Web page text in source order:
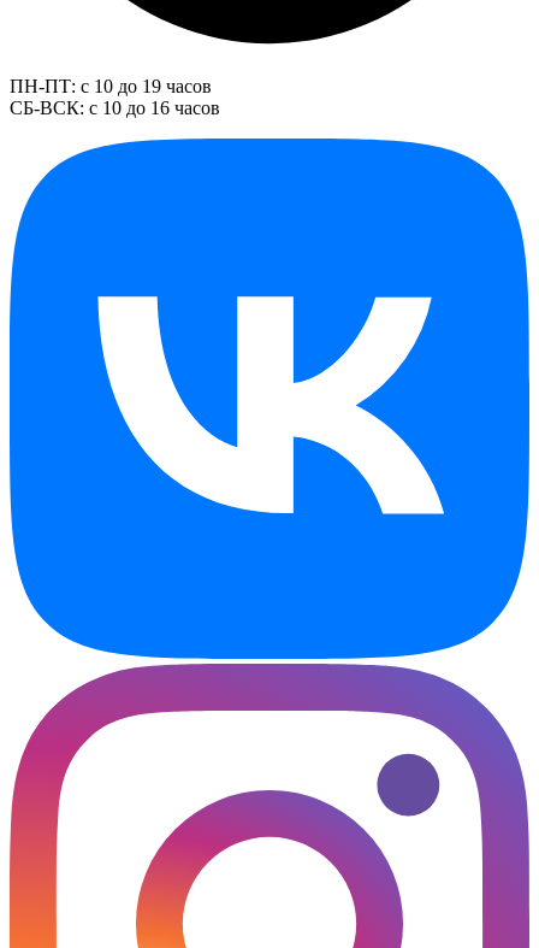
ПН-ПТ: с 10 до 19 часов
СБ-ВСК: с 10 до 16 часов